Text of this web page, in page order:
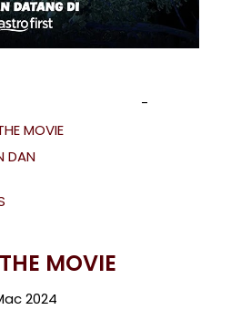
MOVIE
DAN
MOVIE
2024